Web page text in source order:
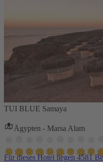
TUI BLUE Samaya
Ägypten - Marsa Alam
Für dieses Hotel liegen 4581